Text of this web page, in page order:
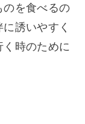
のを食べるの
誘いやすく
時のために